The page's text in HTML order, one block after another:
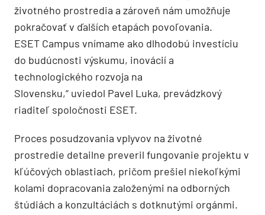
životného prostredia a zároveň nám umožňuje
pokračovať v ďalších etapách povoľovania.
ESET Campus vnímame ako dlhodobú investíciu
do budúcnosti výskumu, inovácií a
technologického rozvoja na
Slovensku,“ uviedol Pavel Luka, prevádzkový
riaditeľ spoločnosti ESET.
Proces posudzovania vplyvov na životné
prostredie detailne preveril fungovanie projektu v
kľúčových oblastiach, pričom prešiel niekoľkými
kolami dopracovania založenými na odborných
štúdiách a konzultáciách s dotknutými orgánmi.